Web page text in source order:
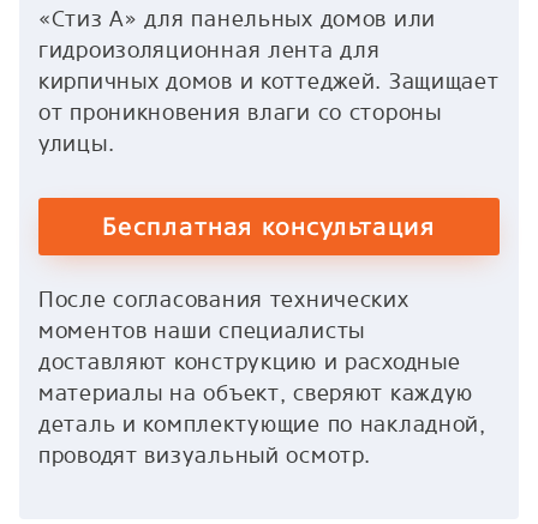
«Стиз А» для панельных домов или
гидроизоляционная лента для
кирпичных домов и коттеджей. Защищает
от проникновения влаги со стороны
улицы.
Бесплатная консультация
После согласования технических
моментов наши специалисты
доставляют конструкцию и расходные
материалы на объект, сверяют каждую
деталь и комплектующие по накладной,
проводят визуальный осмотр.